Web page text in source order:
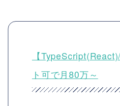
【
ト可で月80万～